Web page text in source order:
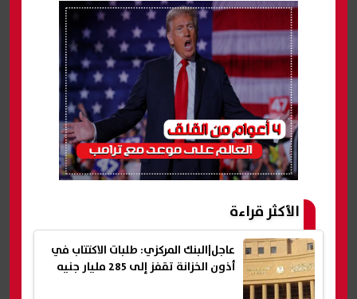
الأكثر قراءة
عاجل|البنك المركزي: طلبات الاكتتاب في
أذون الخزانة تقفز إلى 285 مليار جنيه